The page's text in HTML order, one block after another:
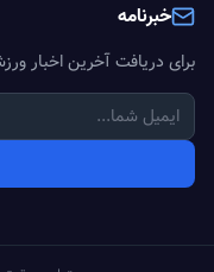
خبرنامه
برای دریافت آخرین اخبار